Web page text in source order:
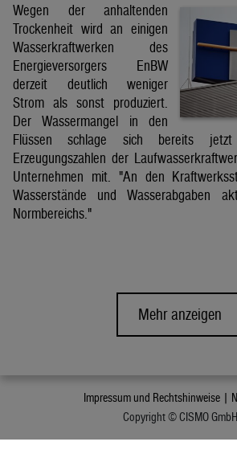
Wegen der anhaltenden
Trockenheit wird an einigen
Wasserkraftwerken des
Energieversorgers EnBW
derzeit deutlich weniger
Strom als sonst produziert.
Der Wassermangel in den
Flüssen schlage sich bereits
Erzeugungszahlen der
Unternehmen mit. "An den
Wasserstände und Wasserabgaben
Normbereichs."
Mehr anzeigen
Impressum und Rechtshinweise |
Copyright © CISMO GmbH